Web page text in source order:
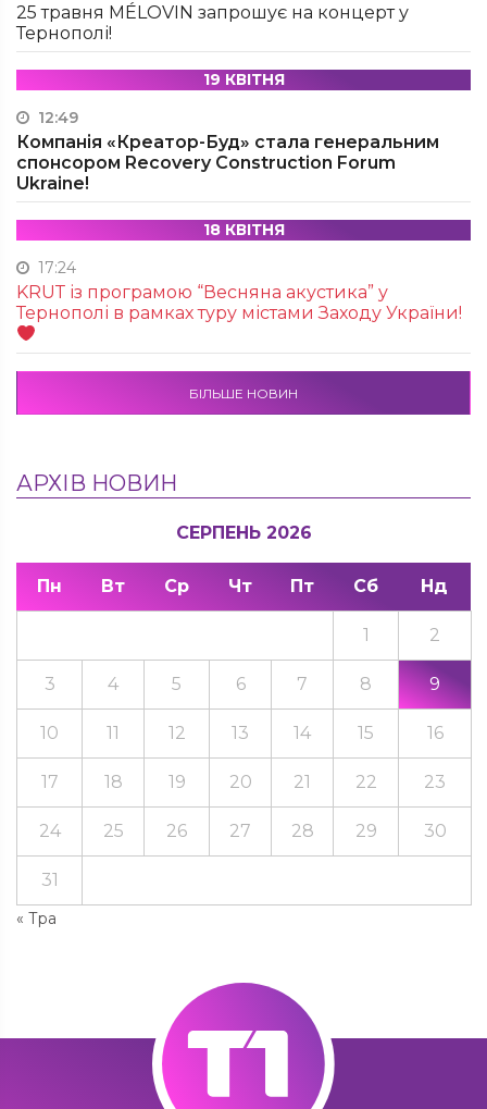
25 травня MÉLOVIN запрошує на концерт у
Тернополі!
19 КВІТНЯ
12:49
Компанія «Креатор-Буд» стала генеральним
спонсором Recovery Construction Forum
Ukraine!
18 КВІТНЯ
17:24
KRUТ із програмою “Весняна акустика” у
Тернополі в рамках туру містами Заходу України!
БІЛЬШЕ НОВИН
АРХІВ НОВИН
СЕРПЕНЬ 2026
Пн Вт Ср Чт Пт Сб Нд
« Тра
1 2
3 4 5 6 7 8 9
10 11 12 13 14 15 16
17 18 19 20 21 22 23
24 25 26 27 28 29 30
31